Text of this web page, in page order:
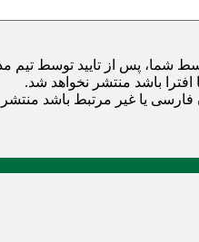
شما، پس از تایید توسط تیم
باشد منتشر نخواهد شد.
فارسی یا غیر مرتبط باشد